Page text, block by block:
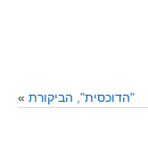
"הדוכסית", הביקורת »